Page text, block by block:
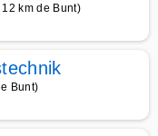
km de Bunt)
Bunt)